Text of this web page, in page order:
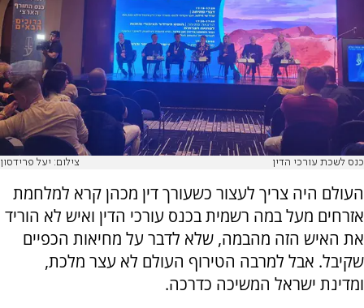
כנס לשכת עורכי הדין צילום: יעל פרידסון
העולם היה צריך לעצור כשעורך דין מכהן קרא למלחמת
אזרחים מעל במה רשמית בכנס עורכי הדין ואיש לא הוריד
את האיש הזה מהבמה, שלא לדבר על מחיאות הכפיים
שקיבל. אבל למרבה הטירוף העולם לא עצר מלכת,
ומדינת ישראל המשיכה כדרכה.